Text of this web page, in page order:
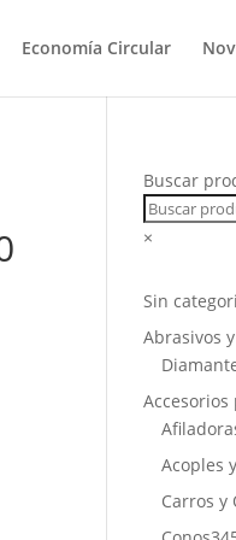
Economía Circular
Buscar
×
Sin
Abrasivos
Acoples
Carros y